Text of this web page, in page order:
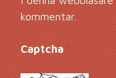
kommentar.
Captcha *